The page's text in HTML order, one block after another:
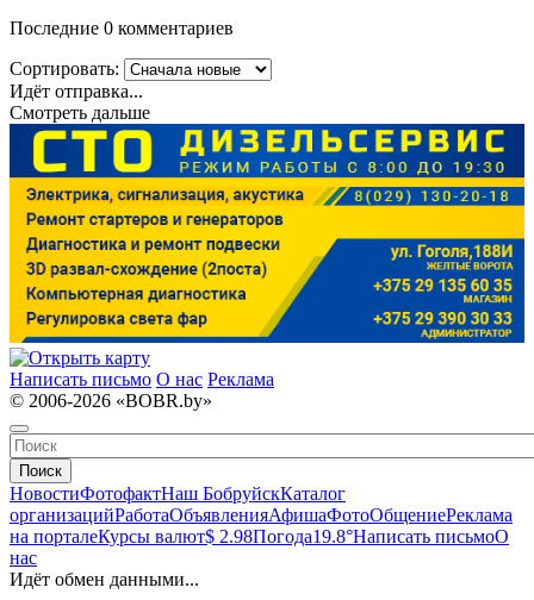
Последние 0 комментариев
Сортировать:
Идёт отправка...
Смотреть дальше
Написать письмо О нас Реклама
© 2006-2026 «BOBR.by»
Поиск
НовостиФотофактНаш БобруйскКаталог
организацийРаботаОбъявленияАфишаФотоОбщениеРеклама
на порталеКурсы валют$ 2.98Погода19.8°Написать письмоО
нас
Идёт обмен данными...